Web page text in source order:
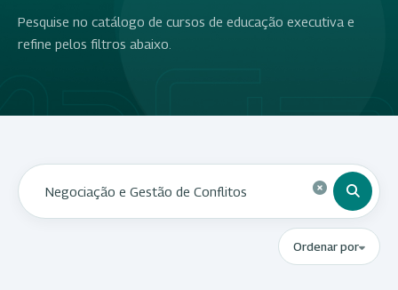
Pesquise no catálogo de cursos de educação executiva e
refine pelos filtros abaixo.
Ordenar por